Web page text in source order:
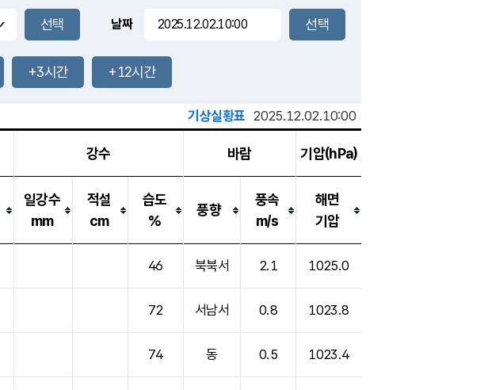
-mm
-mm
장호원
30.8℃
0.6m/s
-mm
날짜
+3시간 +12시간
기상실황표 2025.12.02.10:00
강수 바람 기압(hPa)
일강수
mm
적설
cm
습도
%
풍향
풍속
m/s
해면
기압
46 북북서 2.1 1025.0
72 서남서 0.8 1023.8
74 동 0.5 1023.4